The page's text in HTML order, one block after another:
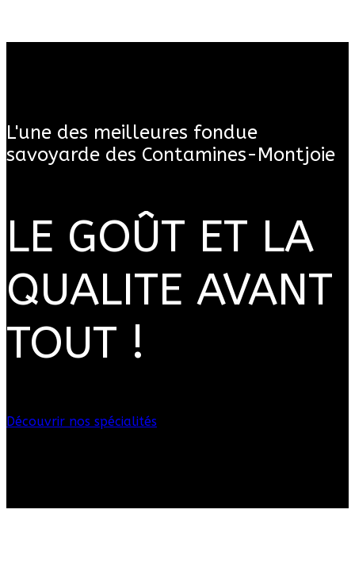
L'une des meilleures fondue
savoyarde des Contamines-Montjoie
LE GOÛT ET LA
QUALITE AVANT
TOUT !
Découvrir nos spécialités